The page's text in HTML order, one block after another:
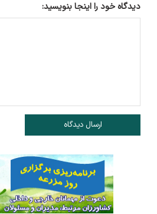
دیدگاه خود را اینجا بنویسید:
ارسال دیدگاه